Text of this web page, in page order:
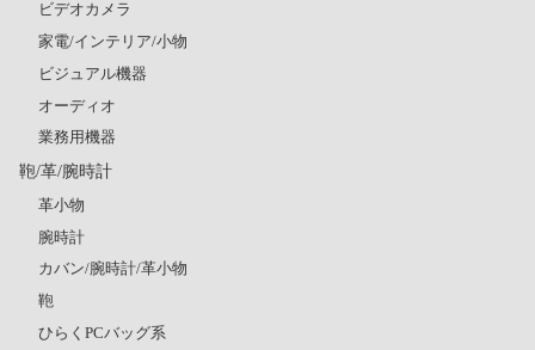
ビデオカメラ
家電/インテリア/小物
ビジュアル機器
オーディオ
業務用機器
鞄/革/腕時計
革小物
腕時計
カバン/腕時計/革小物
鞄
ひらくPCバッグ系